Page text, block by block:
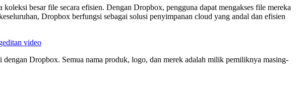
besar file secara efisien. Dengan Dropbox, pengguna dapat mengakses file mereka
Dropbox berfungsi sebagai solusi penyimpanan cloud yang andal dan efisien
video
Dropbox. Semua nama produk, logo, dan merek adalah milik pemiliknya masing-